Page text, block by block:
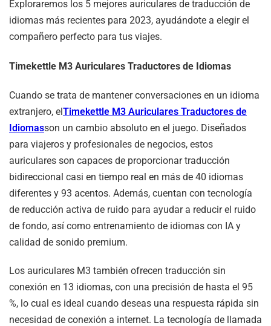
Exploraremos los 5 mejores auriculares de traducción de
idiomas más recientes para 2023, ayudándote a elegir el
compañero perfecto para tus viajes.
Timekettle M3 Auriculares Traductores de Idiomas
Cuando se trata de mantener conversaciones en un idioma
extranjero, elTimekettle M3 Auriculares Traductores de
Idiomasson un cambio absoluto en el juego. Diseñados
para viajeros y profesionales de negocios, estos
auriculares son capaces de proporcionar traducción
bidireccional casi en tiempo real en más de 40 idiomas
diferentes y 93 acentos. Además, cuentan con tecnología
de reducción activa de ruido para ayudar a reducir el ruido
de fondo, así como entrenamiento de idiomas con IA y
calidad de sonido premium.
Los auriculares M3 también ofrecen traducción sin
conexión en 13 idiomas, con una precisión de hasta el 95
%, lo cual es ideal cuando deseas una respuesta rápida sin
necesidad de conexión a internet. La tecnología de llamada